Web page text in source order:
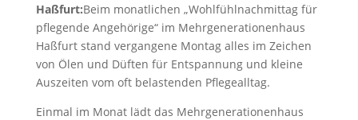
Haßfurt:Beim monatlichen „Wohlfühlnachmittag für
pflegende Angehörige“ im Mehrgenerationenhaus
Haßfurt stand vergangene Montag alles im Zeichen
von Ölen und Düften für Entspannung und kleine
Auszeiten vom oft belastenden Pflegealltag.
Einmal im Monat lädt das Mehrgenerationenhaus